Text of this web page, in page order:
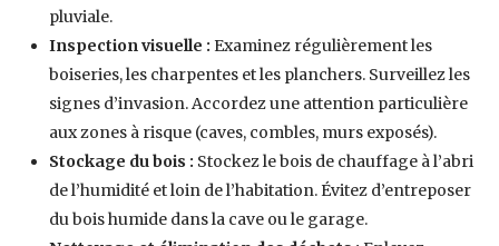
pluviale.
Inspection visuelle : Examinez régulièrement les
boiseries, les charpentes et les planchers. Surveillez les
signes d’invasion. Accordez une attention particulière
aux zones à risque (caves, combles, murs exposés).
Stockage du bois : Stockez le bois de chauffage à l’abri
de l’humidité et loin de l’habitation. Évitez d’entreposer
du bois humide dans la cave ou le garage.